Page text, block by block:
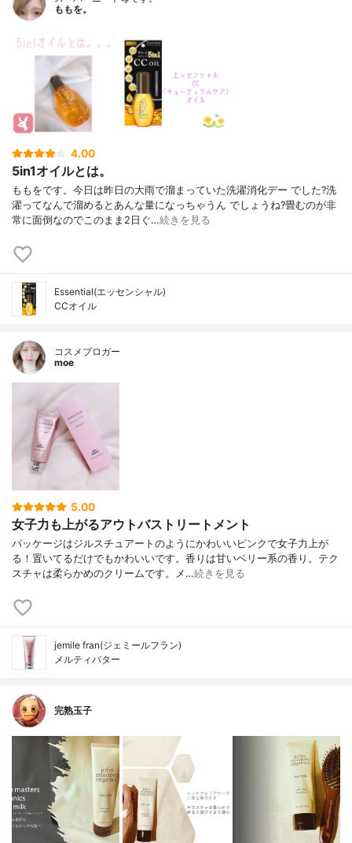
ももを。
4.00
5in1オイルとは。
ももをです。今日は昨日の大雨で溜まっていた洗濯消化デー でした?洗
濯ってなんで溜めるとあんな量になっちゃうん でしょうね?畳むのが非
常に面倒なのでこのまま2日ぐ…続きを見る
Essential(エッセンシャル)
CCオイル
コスメブロガー
moe
5.00
女子力も上がるアウトバストリートメント
パッケージはジルスチュアートのようにかわいいピンクで女子力上が
る！置いてるだけでもかわいいです。香りは甘いベリー系の香り。テク
スチャは柔らかめのクリームです。メ…続きを見る
jemile fran(ジェミールフラン)
メルティバター
完熟玉子